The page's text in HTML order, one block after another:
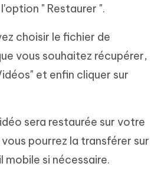
" Restaurer ".
choisir le fichier de
vous souhaitez récupérer,
et enfin cliquer sur
sera restaurée sur votre
pourrez la transférer sur
mobile si nécessaire.